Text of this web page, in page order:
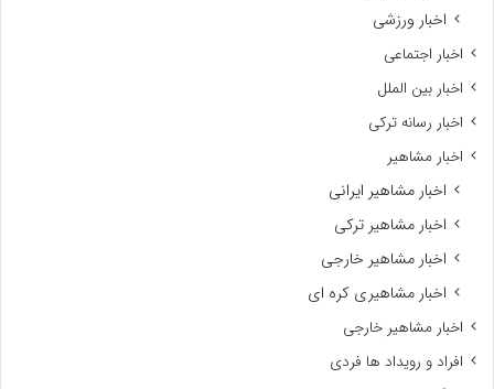
اخبار ورزشی
اخبار اجتماعی
اخبار بین الملل
اخبار رسانه ترکی
اخبار مشاهیر
اخبار مشاهیر ایرانی
اخبار مشاهیر ترکی
اخبار مشاهیر خارجی
اخبار مشاهیری کره ای
اخبار مشاهیر خارجی
افراد و رویداد ها فردی